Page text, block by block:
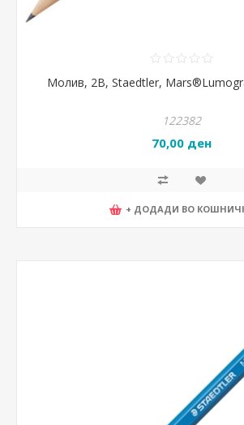
Молив, 2B, Staedtler,
122382
70,00 ден
+ ДОДАДИ ВО